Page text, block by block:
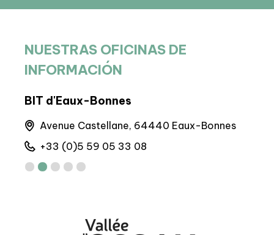
NUESTRAS OFICINAS DE
INFORMACIÓN
BIT d'Eaux-Bonnes
Avenue Castellane, 64440 Eaux-Bonnes
+33 (0)5 59 05 33 08